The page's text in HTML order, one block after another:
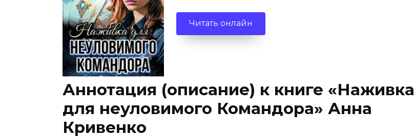
Читать онлайн
Аннотация (описание) к книге «Наживка
для неуловимого Командора» Анна
Кривенко